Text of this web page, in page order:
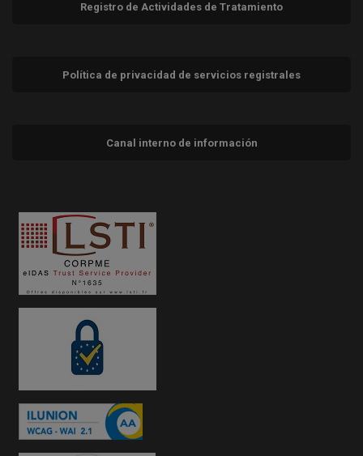
Registro de Actividades de Tratamiento
Política de privacidad de servicios registrales
Canal interno de información